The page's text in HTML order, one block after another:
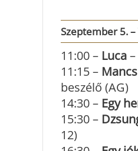
Szeptember 5. –
11:00 – Luca
11:15 –
beszélő (AG)
14:30 – Egy
15:30 –
12)